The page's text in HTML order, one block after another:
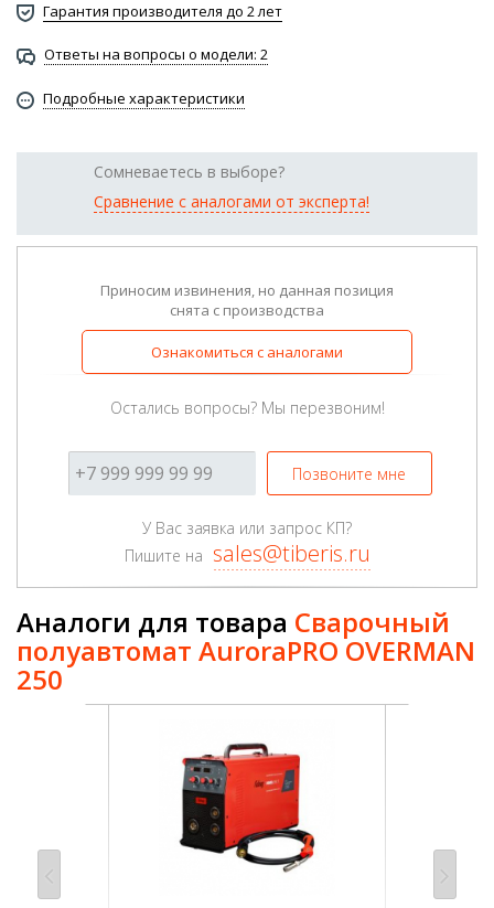
Гарантия производителя до 2 лет
Ответы на вопросы о модели: 2
Подробные характеристики
Сомневаетесь в выборе?
Сравнение с аналогами от эксперта!
Приносим извинения, но данная позиция
снята с производства
Ознакомиться с аналогами
Остались вопросы? Мы перезвоним!
Позвоните мне
У Вас заявка или запрос КП?
Пишите на sales@tiberis.ru
Аналоги для товара Сварочный
полуавтомат AuroraPRO OVERMAN
250